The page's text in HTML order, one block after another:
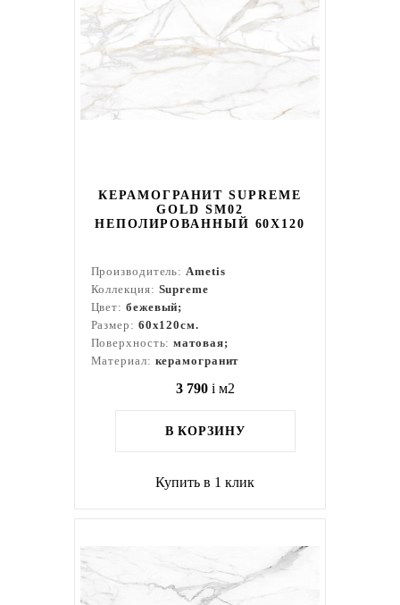
КЕРАМОГРАНИТ SUPREME
GOLD SM02
НЕПОЛИРОВАННЫЙ 60X120
Производитель:Ametis
Коллекция: Supreme
Цвет: бежевый;
Размер: 60x120см.
Поверхность:матовая;
Материал: керамогранит
3 790 i м2
В КОРЗИНУ
Купить в 1 клик